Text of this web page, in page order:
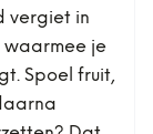
vergiet in
waarmee je
Spoel fruit,